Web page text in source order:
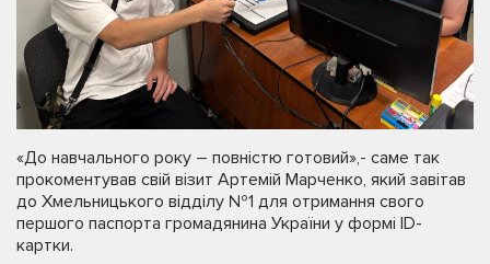
«До навчального року – повністю готовий»,- саме так
прокоментував свій візит Артемій Марченко, який завітав
до Хмельницького відділу №1 для отримання свого
першого паспорта громадянина України у формі ID-
картки.